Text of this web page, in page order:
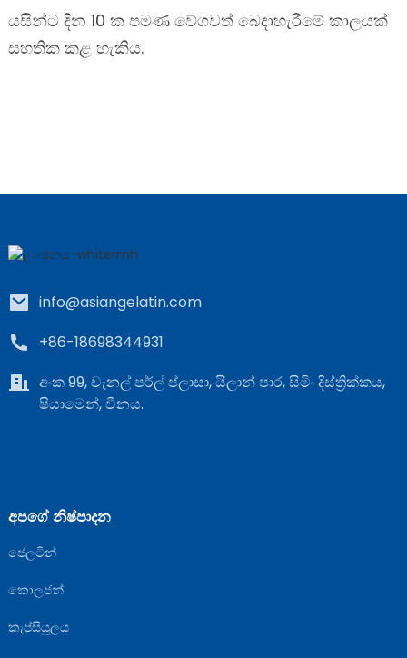
යසින්ට දින 10 ක පමණ වේගවත් බෙදාහැරීමේ කාලයක්
සහතික කළ හැකිය.
info@asiangelatin.com
+86-18698344931
අංක 99, චැනල් පර්ල් ප්ලාසා, යිලාන් පාර, සිමිං දිස්ත්‍රික්කය,
ෂියාමෙන්, චීනය.
අපගේ නිෂ්පාදන
ජෙලටින්
කොලජන්
කැප්සියුලය